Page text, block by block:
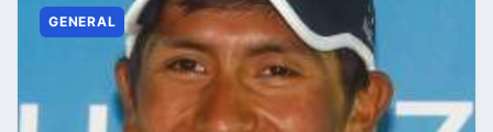
GENERAL